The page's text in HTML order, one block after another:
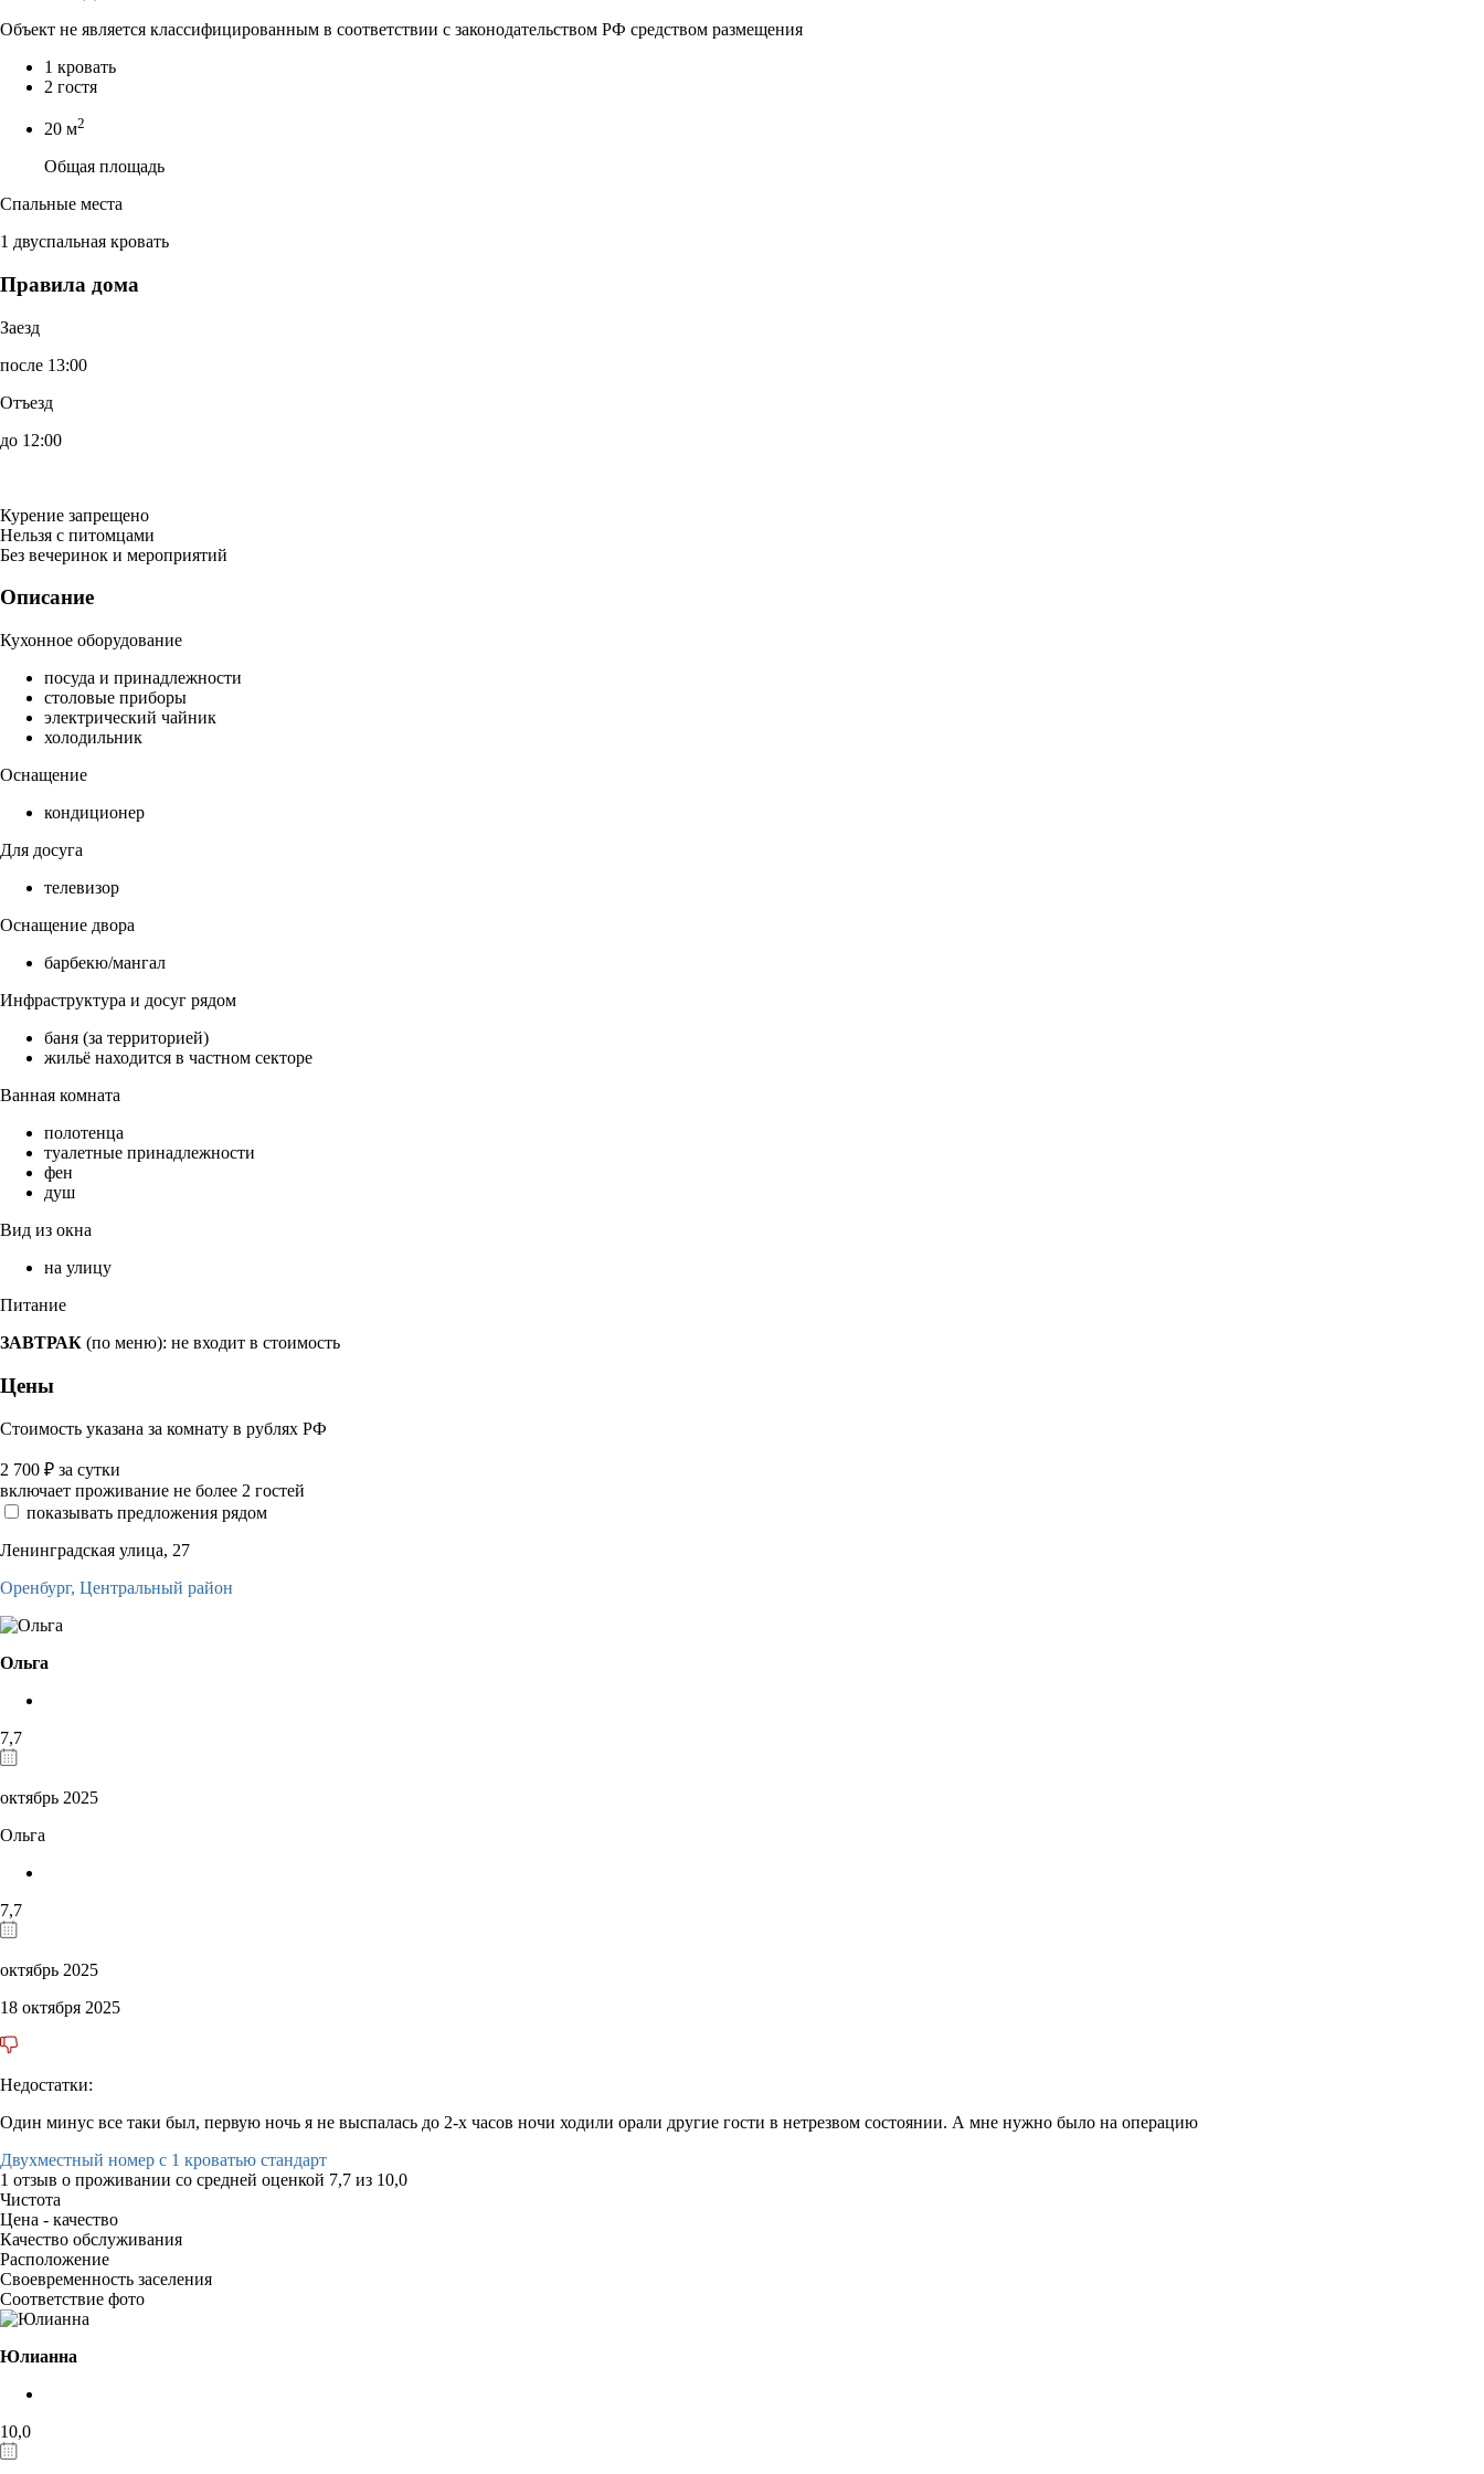
Объект не является классифицированным в соответствии с законодательством РФ средством размещения
1 кровать
2 гостя
20 м2
Общая площадь
Спальные места
1 двуспальная кровать
Правила дома
Заезд
после 13:00
Отъезд
до 12:00
Курение запрещено
Нельзя с питомцами
Без вечеринок и мероприятий
Описание
Кухонное оборудование
посуда и принадлежности
столовые приборы
электрический чайник
холодильник
Оснащение
кондиционер
Для досуга
телевизор
Оснащение двора
барбекю/мангал
Инфраструктура и досуг рядом
баня (за территорией)
жильё находится в частном секторе
Ванная комната
полотенца
туалетные принадлежности
фен
душ
Вид из окна
на улицу
Питание
ЗАВТРАК (по меню): не входит в стоимость
Цены
Стоимость указана за комнату в рублях РФ
2 700 ₽ за сутки
включает проживание не более 2 гостей
показывать предложения рядом
Ленинградская улица, 27
Оренбург, Центральный район
Ольга
7,7
октябрь 2025
Ольга
7,7
октябрь 2025
18 октября 2025
Недостатки:
Один минус все таки был, первую ночь я не выспалась до 2-х часов ночи ходили орали другие гости в нетрезвом состоянии. А мне нужно было на операцию
Двухместный номер с 1 кроватью стандарт
1 отзыв о проживании со средней оценкой 7,7 из 10,0
Чистота
Цена - качество
Качество обслуживания
Расположение
Своевременность заселения
Соответствие фото
Юлианна
10,0